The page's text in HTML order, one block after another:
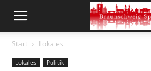
Start Lokales
Lokales Politik